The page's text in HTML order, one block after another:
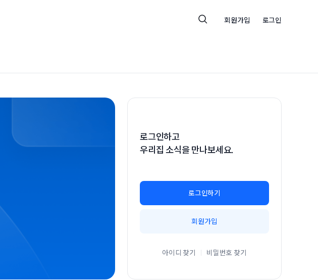
회원가입 로그인
로그인하고
우리집 소식을 만나보세요.
로그인하기
회원가입
아이디 찾기 비밀번호 찾기